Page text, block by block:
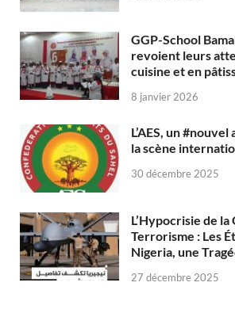
GGP-School
revoient leurs
cuisine et en
8 janvier 2026
L’AES, un
la scène
30 décembre 2025
L’Hypocrisie de
Terrorisme : Les
Nigeria, une
27 décembre 2025